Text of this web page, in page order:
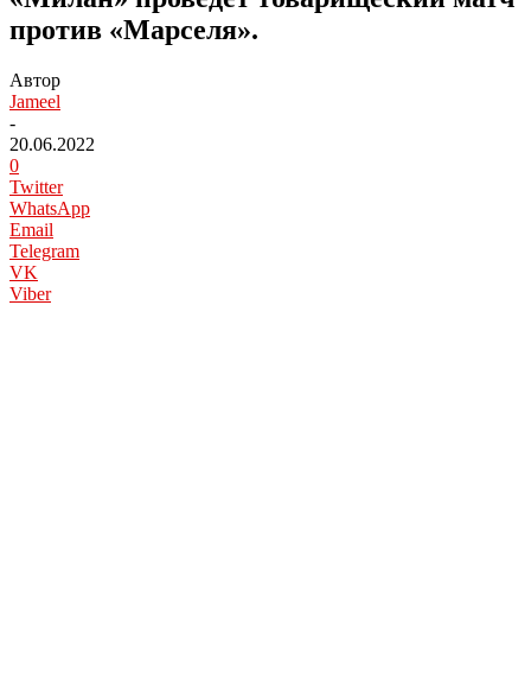
против «Марселя».
Автор
Jameel
-
20.06.2022
0
Twitter
WhatsApp
Email
Telegram
VK
Viber